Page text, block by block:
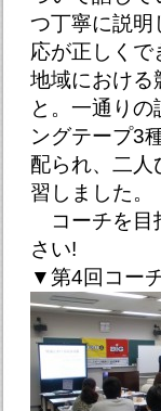
つ丁寧に説明
応が正しくで
地域における
と。一通り
ングテープ3
配られ、二人
習しました。
コーチを目
さい!
▼第4回コー